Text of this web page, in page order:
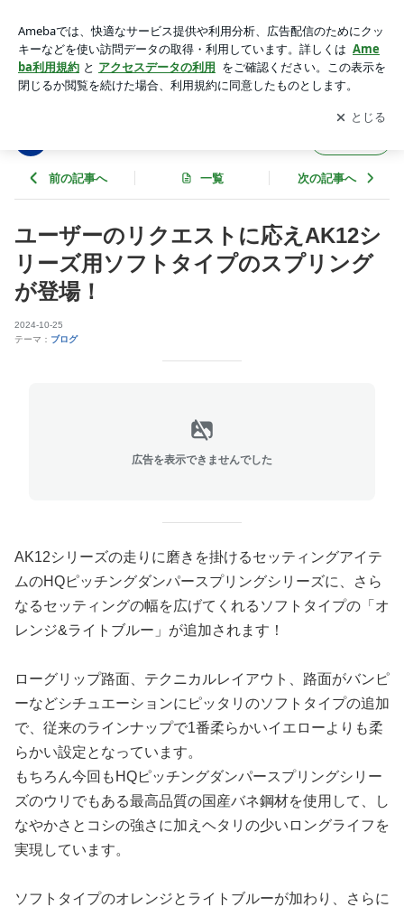
スプリングが登場！ | ＴｅａｍＢｏｍｂｅｒブログ
アプリをダウンロードして ブログの更新通知
を受け取りまし
ょう。
開く
前の記事へ 一覧 次の記事へ
ユーザーのリクエストに応えAK12シ
リーズ用ソフトタイプのスプリング
が登場！
2024-10-25
テーマ： ブログ
広告を表示できませんでした
AK12シリーズの走りに磨きを掛けるセッティングアイテ
ムのHQピッチングダンパースプリングシリーズに、さら
なるセッティングの幅を広げてくれるソフトタイプの「オ
レンジ&ライトブルー」が追加されます！
ローグリップ路面、テクニカルレイアウト、路面がバンピ
ーなどシチュエーションにピッタリのソフトタイプの追加
で、従来のラインナップで1番柔らかいイエローよりも柔
らかい設定となっています。
もちろん今回もHQピッチングダンパースプリングシリー
ズのウリでもある最高品質の国産バネ鋼材を使用して、し
なやかさとコシの強さに加えヘタリの少いロングライフを
実現しています。
ソフトタイプのオレンジとライトブルーが加わり、さらに